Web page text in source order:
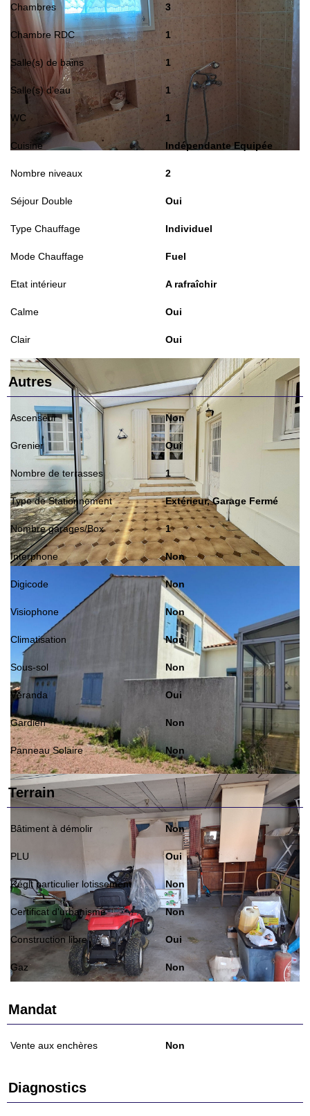
Chambres 3
Chambre RDC 1
Salle(s) de bains 1
Salle(s) d'eau 1
WC 1
Cuisine Indépendante Equipée
Nombre niveaux 2
Séjour Double Oui
Type Chauffage Individuel
Mode Chauffage Fuel
Etat intérieur A rafraîchir
Calme Oui
Clair Oui
Autres
Ascenseur Non
Grenier Oui
Nombre de terrasses 1
Type de Stationnement Extérieur, Garage Fermé
Nombre garages/Box 1
Interphone Non
Digicode Non
Visiophone Non
Climatisation Non
Sous-sol Non
Véranda Oui
Gardien Non
Panneau Solaire Non
Terrain
Bâtiment à démolir Non
PLU Oui
Réglt particulier lotissement Non
Certificat d'urbanisme Non
Construction libre Oui
Gaz Non
Mandat
Vente aux enchères Non
Diagnostics